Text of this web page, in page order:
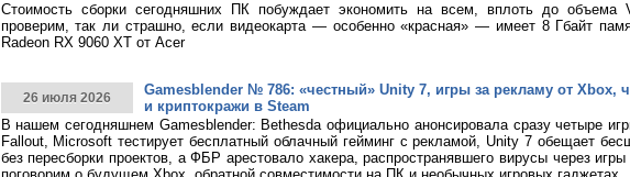
Стоимость сборки сегодняшних ПК побуждает экономить на всем, вплоть до объема
проверим, так ли страшно, если видеокарта — особенно «красная» — имеет 8 Гбайт
Radeon RX 9060 XT от Acer
26 июля 2026
Gamesblender № 786: «честный» Unity 7, игры за рекламу от Xbox,
и криптокражи в Steam
В нашем сегодняшнем Gamesblender: Bethesda официально анонсировала сразу четыре
Fallout, Microsoft тестирует бесплатный облачный гейминг с рекламой, Unity 7 обещает
без пересборки проектов, а ФБР арестовало хакера, распространявшего вирусы через